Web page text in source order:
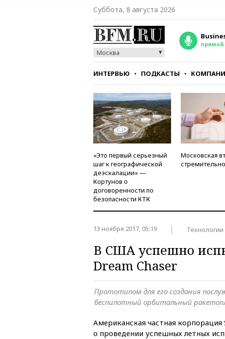
Суббота, 8 августа 2026
Москва
прямой
ИНТЕРВЬЮ ПОДКАСТЫ
СТИЛЬ ТЕСТЫ
«Это первый серьезный
шаг к географической
деэскалации» —
Кортунов о
договоренности по
безопасности КТК
Московская
13 ноября 2017, 05:19 Технологии
В США успешно
Dream Chaser
Прототипом для его создания
беспилотный орбитальный
Американская частная
о проведении успешных летных